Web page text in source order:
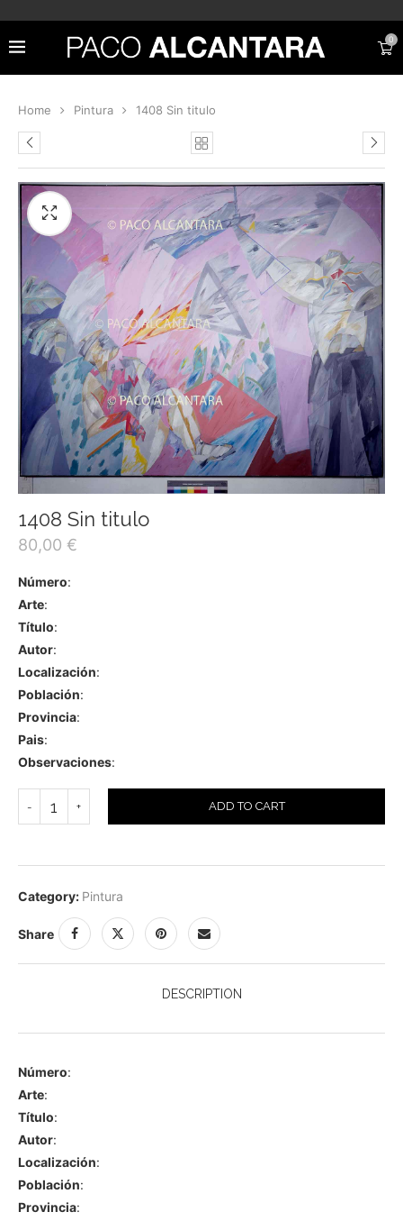
0
Home Pintura 1408 Sin titulo
1408 Sin titulo
80,00 €
Número:
Arte:
Título:
Autor:
Localización:
Población:
Provincia:
Pais:
Observaciones:
ADD TO CART
Category: Pintura
Share
DESCRIPTION
Número:
Arte:
Título:
Autor:
Localización:
Población:
Provincia: